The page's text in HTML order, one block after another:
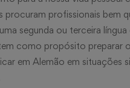
procuram profissionais bem
segunda ou terceira língua
como propósito preparar
em Alemão em situações